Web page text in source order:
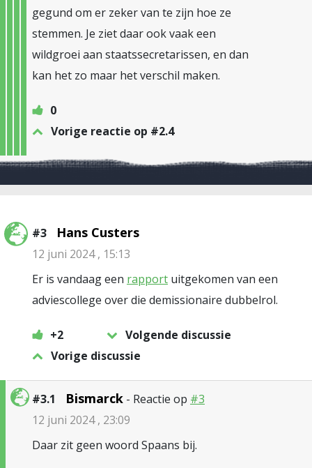
gegund om er zeker van te zijn hoe ze
stemmen. Je ziet daar ook vaak een
wildgroei aan staatssecretarissen, en dan
kan het zo maar het verschil maken.
0
Vorige reactie op #2.4
#3 Hans Custers
12 juni 2024 , 15:13
Er is vandaag een rapport uitgekomen van een
adviescollege over die demissionaire dubbelrol.
+2
Volgende discussie
Vorige discussie
#3.1 Bismarck - Reactie op #3
12 juni 2024 , 23:09
Daar zit geen woord Spaans bij.